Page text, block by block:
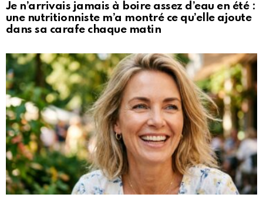
Je n’arrivais jamais à boire assez d’eau en été :
une nutritionniste m’a montré ce qu’elle ajoute
dans sa carafe chaque matin